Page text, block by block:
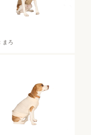
まろ